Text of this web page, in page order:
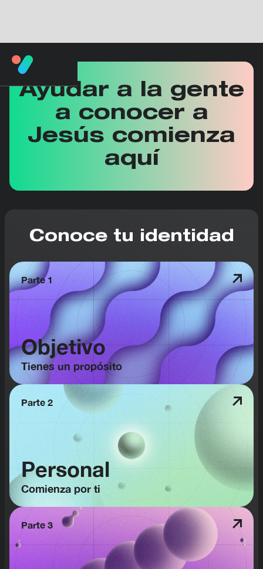
Ayudar a la gente
a conocer a
Jesús comienza
aquí
Conoce tu identidad
Parte 1
Objetivo
Tienes un propósito
Parte 2
Personal
Comienza por ti
Parte 3